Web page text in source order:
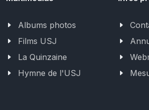
Albums photos
Films USJ
La Quinzaine
Hymne de l'USJ